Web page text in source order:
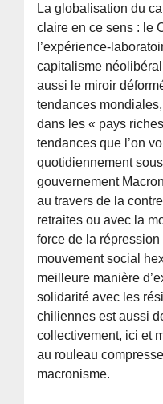
La globalisation du
claire en ce sens : le
l’expérience-
capitalisme
aussi le miroir
tendances
dans les « pays
tendances que l’on
quotidiennement
gouvernement
au travers de la
retraites ou avec la
force de la répression
mouvement social
meilleure manière
solidarité avec les
chiliennes est aussi
collectivement, ici et
au rouleau
macronisme.